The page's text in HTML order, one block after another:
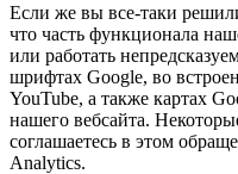
Если же вы все-таки
что часть функционала
или работать
шрифтах Google, во
YouTube, а также картах
нашего вебсайта.
соглашаетесь в этом
Analytics.